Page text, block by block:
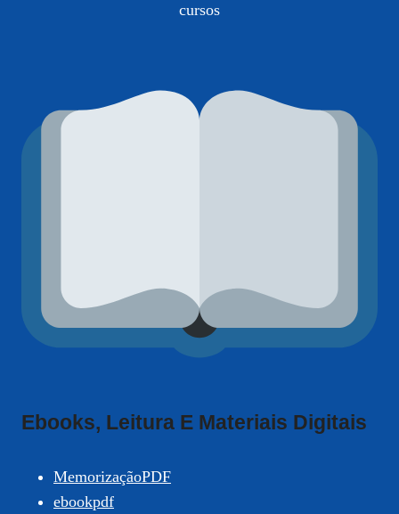
cursos
Ebooks, Leitura E Materiais Digitais
MemorizaçãoPDF
ebookpdf